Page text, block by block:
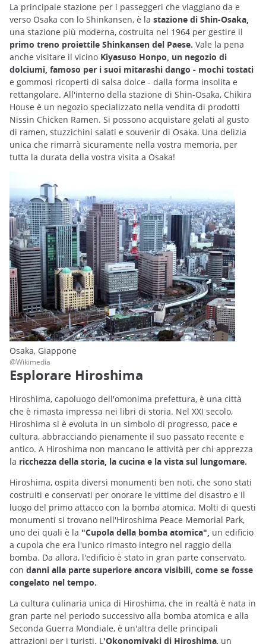
La principale stazione per i passeggeri che viaggiano da e
verso Osaka con lo Shinkansen, è la stazione di Shin-Osaka,
una stazione più moderna, costruita nel 1964 per gestire il
primo treno proiettile Shinkansen del Paese. Vale la pena
anche visitare il vicino Kiyasuso Honpo, un negozio di
dolciumi, famoso per i suoi mitarashi dango - mochi tostati
e gommosi ricoperti di salsa dolce - dalla forma insolita e
rettangolare. All'interno della stazione di Shin-Osaka, Chikira
House è un negozio specializzato nella vendita di prodotti
Nissin Chicken Ramen. Si possono acquistare gelati al gusto
di ramen, stuzzichini salati e souvenir di Osaka. Una delizia
unica che rimarrà sicuramente nella vostra memoria, per
tutta la durata della vostra visita a Osaka!
Osaka, Giappone
@Wikimedia
Esplorare Hiroshima
Hiroshima, capoluogo dell'omonima prefettura, è una città
che è rimasta impressa nei libri di storia. Nel XXI secolo,
Hiroshima si è evoluta in un simbolo di progresso, pace e
cultura, abbracciando pienamente il suo passato recente e
antico. A Hiroshima non mancano le attività per chi apprezza
la ricchezza della storia, la cucina e la vista sul lungomare.
Hiroshima, ospita diversi monumenti ben noti, che sono stati
costruiti e conservati per onorare le vittime del disastro e il
luogo del primo attacco con la bomba atomica. Molti di questi
monumenti si trovano nell'Hiroshima Peace Memorial Park,
uno dei quali è la "Cupola della bomba atomica", un edificio
a cupola che era l'unico rimasto integro nel raggio della
bomba. Da allora, l'edificio è stato in gran parte conservato,
con danni alla parte superiore ancora visibili, come se fosse
congelato nel tempo.
La cultura culinaria unica di Hiroshima, che in realtà è nata in
gran parte nel periodo successivo alla bomba atomica e alla
Seconda Guerra Mondiale, è un'altra delle principali
attrazioni per i turisti. L'Okonomiyaki di Hiroshima, un